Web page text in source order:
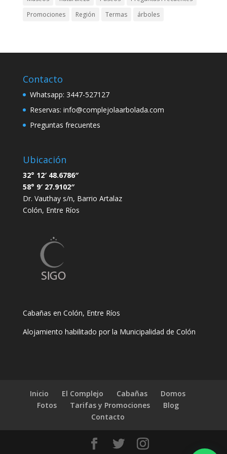
Promociones
Región Termas árboles
Contacto
Whatsapp: 3447-527127
Reservas: info@complejolaarbolada.com
Preguntas frecuentes
Ubicación
32° 12′ 48.6786″
58° 9′ 27.9102″
Dr. Vauthay s/n, Barrio Artalaz
Colón, Entre Ríos
Cabañas en Colón, Entre Ríos
Alojamiento habilitado por la Municipalidad de Colón
Inicio El Complejo Cabañas
Domos
Fotos
Tarifas y Promociones
Blog
Contacto